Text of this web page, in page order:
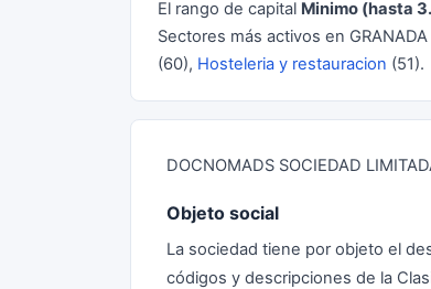
El rango de capital Minimo (hasta
Sectores más activos en
(60), Hosteleria y restauracion (51).
DOCNOMADS SOCIEDAD
Objeto social
La sociedad tiene por objeto el
códigos y descripciones de la